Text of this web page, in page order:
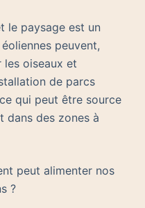
le paysage est un
peuvent,
oiseaux et
de parcs
qui peut être source
dans des zones à